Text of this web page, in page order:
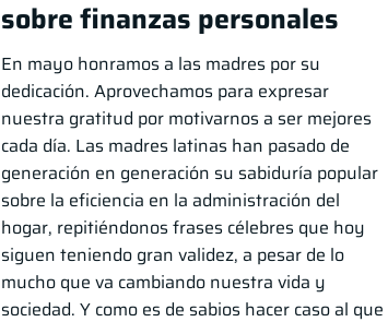
sobre finanzas personales
En mayo honramos a las madres por su
dedicación. Aprovechamos para expresar
nuestra gratitud por motivarnos a ser mejores
cada día. Las madres latinas han pasado de
generación en generación su sabiduría popular
sobre la eficiencia en la administración del
hogar, repitiéndonos frases célebres que hoy
siguen teniendo gran validez, a pesar de lo
mucho que va cambiando nuestra vida y
sociedad. Y como es de sabios hacer caso al que